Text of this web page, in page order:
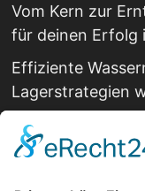
Vom Kern zur
für deinen Erfolg
Effiziente
Lagerstrategien
Trennungen
Vermögen und